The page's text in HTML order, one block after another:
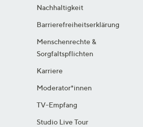
Nachhaltigkeit
Barrierefreiheitserklärung
Menschenrechte &
Sorgfaltspflichten
Karriere
Moderator*innen
TV-Empfang
Studio Live Tour